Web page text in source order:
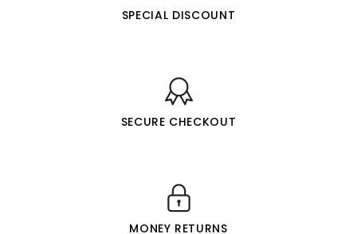
SPECIAL DISCOUNT
SECURE CHECKOUT
MONEY RETURNS